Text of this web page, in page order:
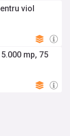
viol
mp, 75